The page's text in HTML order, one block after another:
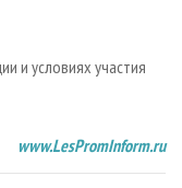
и условиях участия
www.LesPromInform.ru